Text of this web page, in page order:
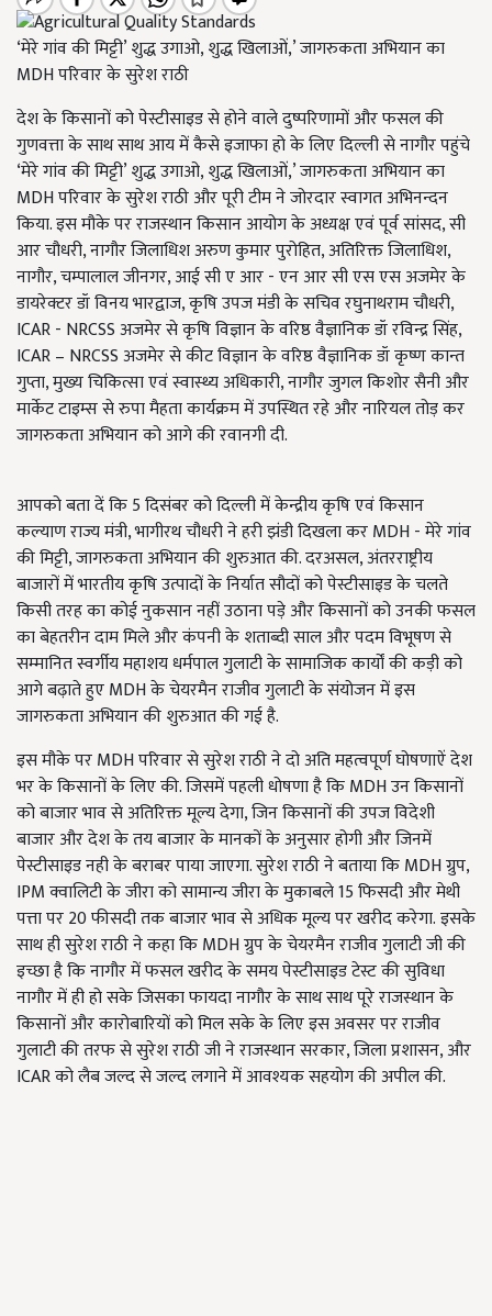
‘मेरे गांव की मिट्टी’ शुद्ध उगाओ, शुद्ध खिलाओं,’ जागरुकता अभियान का
MDH परिवार के सुरेश राठी
देश के किसानों को पेस्टीसाइड से होने वाले दुष्परिणामों और फसल की
गुणवत्ता के साथ साथ आय में कैसे इजाफा हो के लिए दिल्ली से नागौर पहुंचे
‘मेरे गांव की मिट्टी’ शुद्ध उगाओ, शुद्ध खिलाओं,’ जागरुकता अभियान का
MDH परिवार के सुरेश राठी और पूरी टीम ने जोरदार स्वागत अभिनन्दन
किया. इस मौके पर राजस्थान किसान आयोग के अध्यक्ष एवं पूर्व सांसद, सी
आर चौधरी, नागौर जिलाधिश अरुण कुमार पुरोहित, अतिरिक्त जिलाधिश,
नागौर, चम्पालाल जीनगर, आई सी ए आर - एन आर सी एस एस अजमेर के
डायरेक्टर डॉ विनय भारद्वाज, कृषि उपज मंडी के सचिव रघुनाथराम चौधरी,
ICAR - NRCSS अजमेर से कृषि विज्ञान के वरिष्ठ वैज्ञानिक डॉ रविन्द्र सिंह,
ICAR – NRCSS अजमेर से कीट विज्ञान के वरिष्ठ वैज्ञानिक डॉ कृष्ण कान्त
गुप्ता, मुख्य चिकित्सा एवं स्वास्थ्य अधिकारी, नागौर जुगल किशोर सैनी और
मार्केट टाइम्स से रुपा मैहता कार्यक्रम में उपस्थित रहे और नारियल तोड़ कर
जागरुकता अभियान को आगे की रवानगी दी.
आपको बता दें कि 5 दिसंबर को दिल्ली में केन्द्रीय कृषि एवं किसान
कल्याण राज्य मंत्री, भागीरथ चौधरी ने हरी झंडी दिखला कर MDH - मेरे गांव
की मिट्टी, जागरुकता अभियान की शुरुआत की. दरअसल, अंतरराष्ट्रीय
बाजारों में भारतीय कृषि उत्पादों के निर्यात सौदों को पेस्टीसाइड के चलते
किसी तरह का कोई नुकसान नहीं उठाना पड़े और किसानों को उनकी फसल
का बेहतरीन दाम मिले और कंपनी के शताब्दी साल और पदम विभूषण से
सम्मानित स्वर्गीय महाशय धर्मपाल गुलाटी के सामाजिक कार्यों की कड़ी को
आगे बढ़ाते हुए MDH के चेयरमैन राजीव गुलाटी के संयोजन में इस
जागरुकता अभियान की शुरुआत की गई है.
इस मौके पर MDH परिवार से सुरेश राठी ने दो अति महत्वपूर्ण घोषणाऐं देश
भर के किसानों के लिए की. जिसमें पहली धोषणा है कि MDH उन किसानों
को बाजार भाव से अतिरिक्त मूल्य देगा, जिन किसानों की उपज विदेशी
बाजार और देश के तय बाजार के मानकों के अनुसार होगी और जिनमें
पेस्टीसाइड नही के बराबर पाया जाएगा. सुरेश राठी ने बताया कि MDH ग्रुप,
IPM क्वालिटी के जीरा को सामान्य जीरा के मुकाबले 15 फिसदी और मेथी
पत्ता पर 20 फीसदी तक बाजार भाव से अधिक मूल्य पर खरीद करेगा. इसके
साथ ही सुरेश राठी ने कहा कि MDH ग्रुप के चेयरमैन राजीव गुलाटी जी की
इच्छा है कि नागौर में फसल खरीद के समय पेस्टीसाइड टेस्ट की सुविधा
नागौर में ही हो सके जिसका फायदा नागौर के साथ साथ पूरे राजस्थान के
किसानों और कारोबारियों को मिल सके के लिए इस अवसर पर राजीव
गुलाटी की तरफ से सुरेश राठी जी ने राजस्थान सरकार, जिला प्रशासन, और
ICAR को लैब जल्द से जल्द लगाने में आवश्यक सहयोग की अपील की.